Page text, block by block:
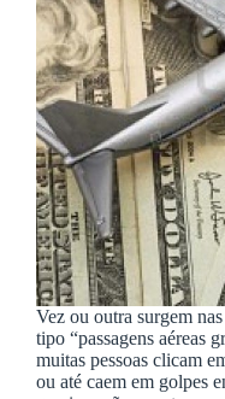
Vez ou outra surgem
tipo “passagens aéreas
muitas pessoas clicam
ou até caem em golpes